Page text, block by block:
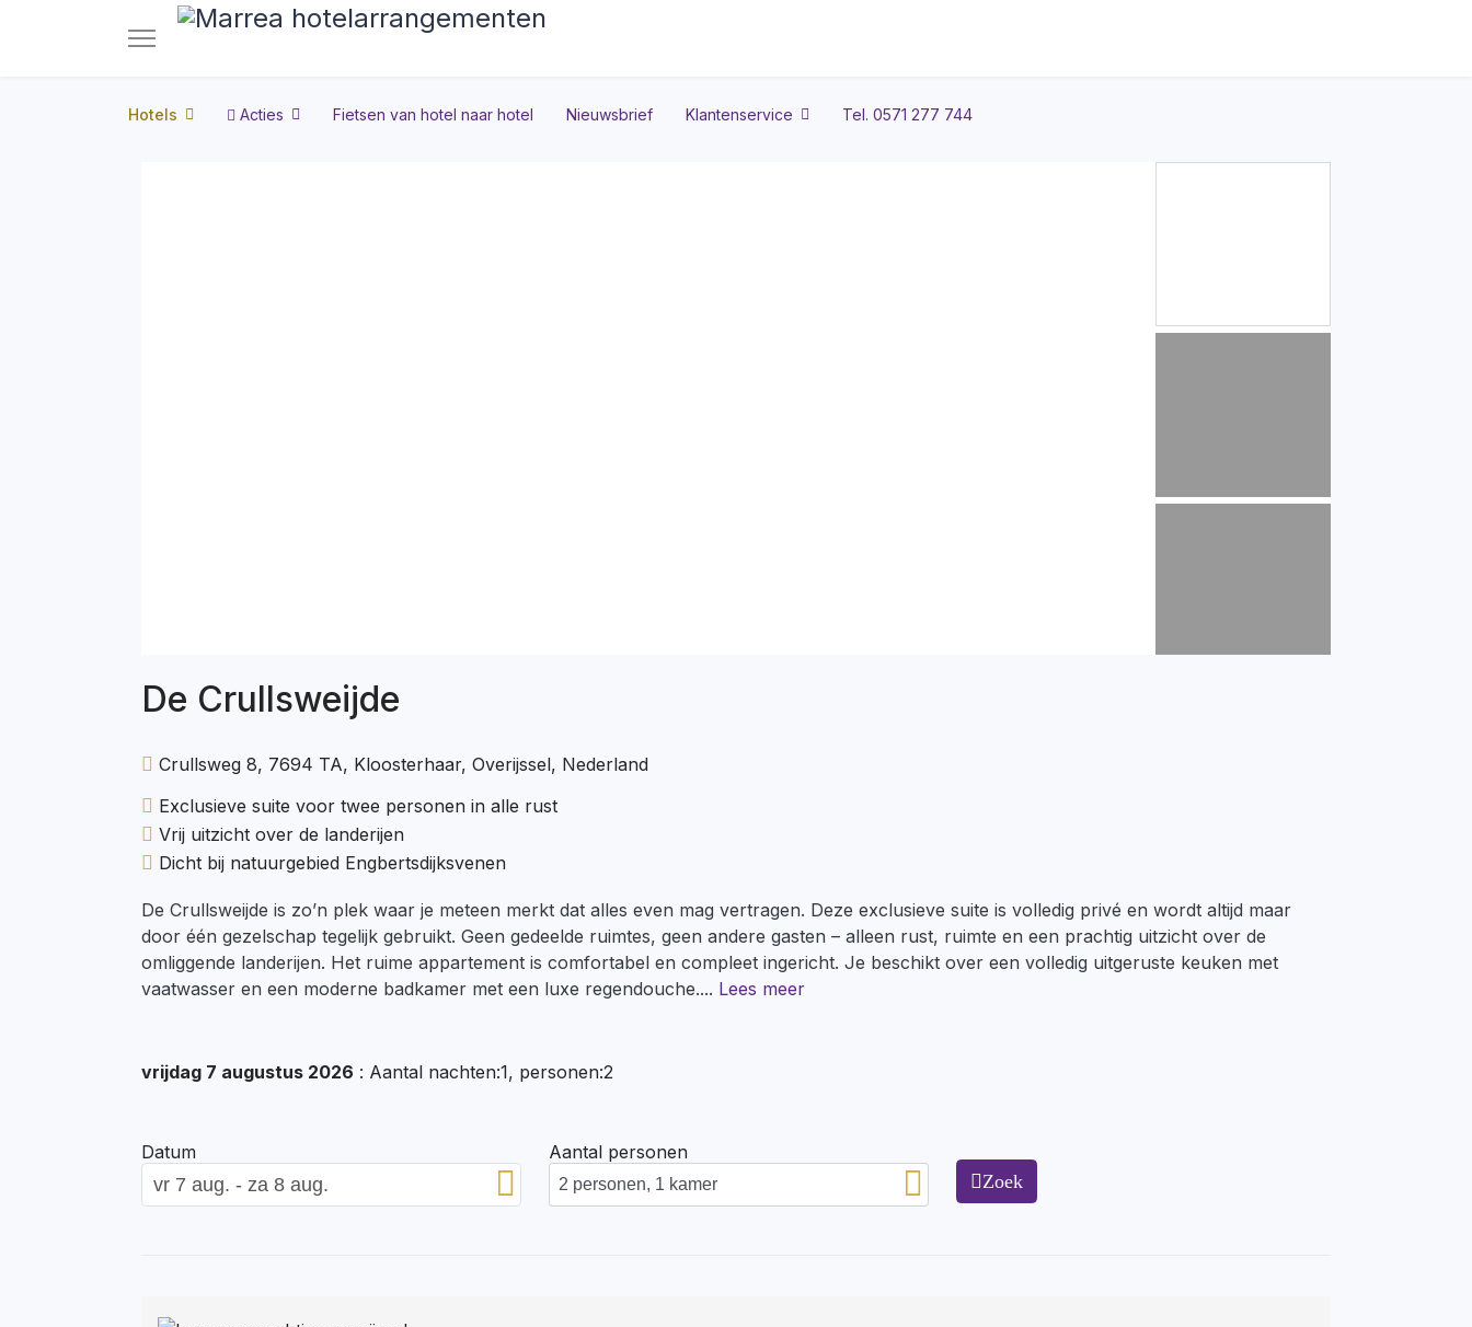
Hotels Acties Fietsen van hotel naar hotel Nieuwsbrief Klantenservice Tel. 0571 277 744
De Crullsweijde
Crullsweg 8, 7694 TA, Kloosterhaar, Overijssel, Nederland
Exclusieve suite voor twee personen in alle rust
Vrij uitzicht over de landerijen
Dicht bij natuurgebied Engbertsdijksvenen
De Crullsweijde is zo’n plek waar je meteen merkt dat alles even mag vertragen. Deze exclusieve suite is volledig privé en wordt altijd maar
door één gezelschap tegelijk gebruikt. Geen gedeelde ruimtes, geen andere gasten – alleen rust, ruimte en een prachtig uitzicht over de
omliggende landerijen. Het ruime appartement is comfortabel en compleet ingericht. Je beschikt over een volledig uitgeruste keuken met
vaatwasser en een moderne badkamer met een luxe regendouche.... Lees meer
vrijdag 7 augustus 2026 : Aantal nachten:1, personen:2
Datum
Aantal personen
Zoek